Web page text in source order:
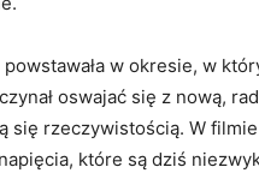
powstawała w okresie, w
oswajać się z nową,
się rzeczywistością. W
które są dziś